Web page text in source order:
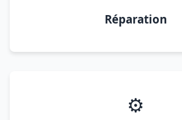
Réparation
⚙️